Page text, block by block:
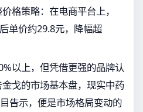
格策略：在电商平台上，
单价约29.8元，降幅超
以上，但凭借更强的品牌认
戈的市场基本盘，现实中药
告示，便是市场格局变动的